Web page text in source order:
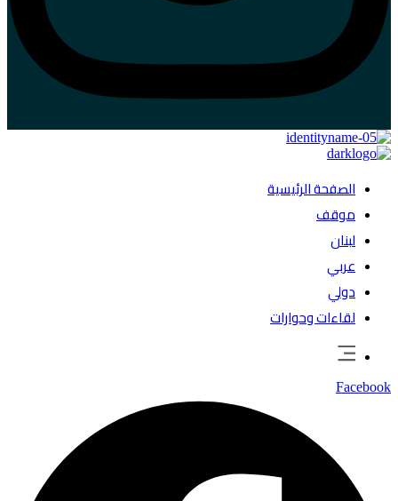
الصفحة الرئيسية
موقف
لبنان
عربي
دولي
لقاءات وحوارات
Facebook